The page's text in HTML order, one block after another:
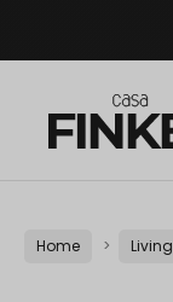
Home Living